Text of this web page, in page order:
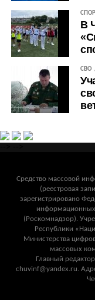
СПОРТ
В
СВО
Средство массовой
(реестровая
зарегистрировано
(Роскомнадзор).
Республики
Министерства
массовых
Главный
chuvinf@yandex.ru.